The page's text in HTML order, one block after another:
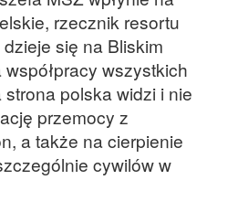
rzecznik resortu
się na Bliskim
wszystkich
polska widzi i nie
przemocy z
a także na cierpienie
cywilów w